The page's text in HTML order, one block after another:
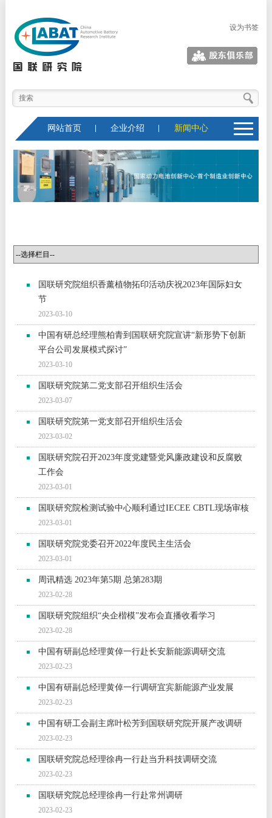
设为书签
股东俱乐部
网站首页 企业介绍 新闻中心
国联研究院组织香薰植物拓印活动庆祝2023年国际妇女
节
2023-03-10
中国有研总经理熊柏青到国联研究院宣讲“新形势下创新
平台公司发展模式探讨”
2023-03-10
国联研究院第二党支部召开组织生活会
2023-03-07
国联研究院第一党支部召开组织生活会
2023-03-02
国联研究院召开2023年度党建暨党风廉政建设和反腐败
工作会
2023-03-01
国联研究院检测试验中心顺利通过IECEE CBTL现场审核
2023-03-01
国联研究院党委召开2022年度民主生活会
2023-03-01
周讯精选 2023年第5期 总第283期
2023-02-28
国联研究院组织“央企楷模”发布会直播收看学习
2023-02-28
中国有研副总经理黄倬一行赴长安新能源调研交流
2023-02-23
中国有研副总经理黄倬一行调研宜宾新能源产业发展
2023-02-23
中国有研工会副主席叶松芳到国联研究院开展产改调研
2023-02-23
国联研究院总经理徐冉一行赴当升科技调研交流
2023-02-23
国联研究院总经理徐冉一行赴常州调研
2023-02-23